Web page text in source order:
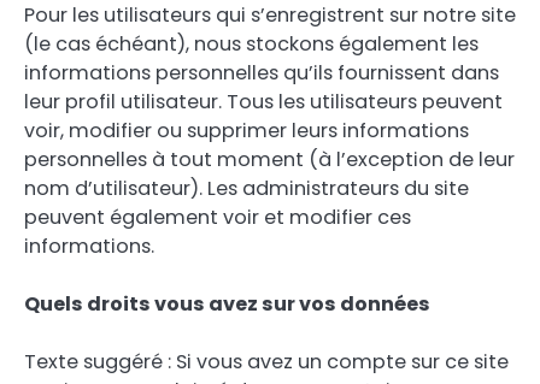
Pour les utilisateurs qui s’enregistrent sur notre site
(le cas échéant), nous stockons également les
informations personnelles qu’ils fournissent dans
leur profil utilisateur. Tous les utilisateurs peuvent
voir, modifier ou supprimer leurs informations
personnelles à tout moment (à l’exception de leur
nom d’utilisateur). Les administrateurs du site
peuvent également voir et modifier ces
informations.
Quels droits vous avez sur vos données
Texte suggéré : Si vous avez un compte sur ce site